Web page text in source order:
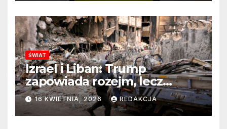
ŚWIAT
Izrael i Liban: Trump
zapowiada rozejm, lecz
perspektywa zakończenia
wojny wciąż odległa
16 KWIETNIA, 2026 REDAKCJA